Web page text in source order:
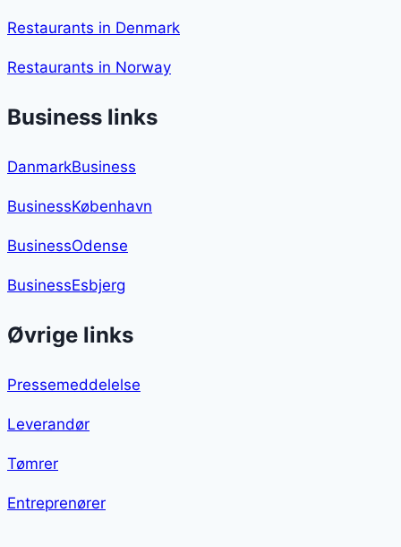
Restaurants in Denmark
Restaurants in Norway
Business links
DanmarkBusiness
BusinessKøbenhavn
BusinessOdense
BusinessEsbjerg
Øvrige links
Pressemeddelelse
Leverandør
Tømrer
Entreprenører